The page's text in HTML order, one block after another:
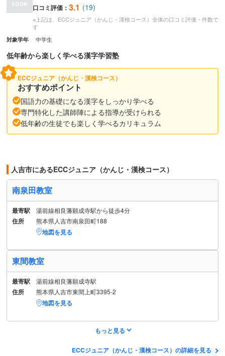
口コミ評価： 3.1 (19)
※上記は、ECCジュニア（かんじ・漢検コース）全体の口コミ評価・件数で
す
対象学年 中学生
低年齢から楽しく学べる漢字学習塾
ECCジュニア（かんじ・漢検コース）
おすすめポイント
国語力の基礎になる漢字をしっかり学べる
専門特化した講師陣による指導が受けられる
低年齢の生徒でも楽しく学べるカリキュラム
人吉市にあるECCジュニア（かんじ・漢検コース）
南泉田教室
最寄駅 湯前線相良藩願成寺駅から徒歩4分
住所 熊本県人吉市南泉田町188
地図を見る
東間教室
最寄駅 湯前線相良藩願成寺駅
住所 熊本県人吉市東間上町3395-2
地図を見る
もっと見る
ECCジュニア（かんじ・漢検コース）の詳細を見る